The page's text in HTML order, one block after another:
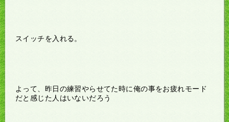
スイッチを入れる。
よって、昨日の練習やらせてた時に俺の事をお疲れモード
だと感じた人はいないだろう